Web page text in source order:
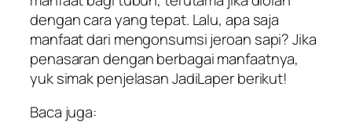
dengan cara yang tepat. Lalu, apa saja
manfaat dari mengonsumsi jeroan sapi? Jika
penasaran dengan berbagai manfaatnya,
yuk simak penjelasan JadiLaper berikut!
Baca juga: